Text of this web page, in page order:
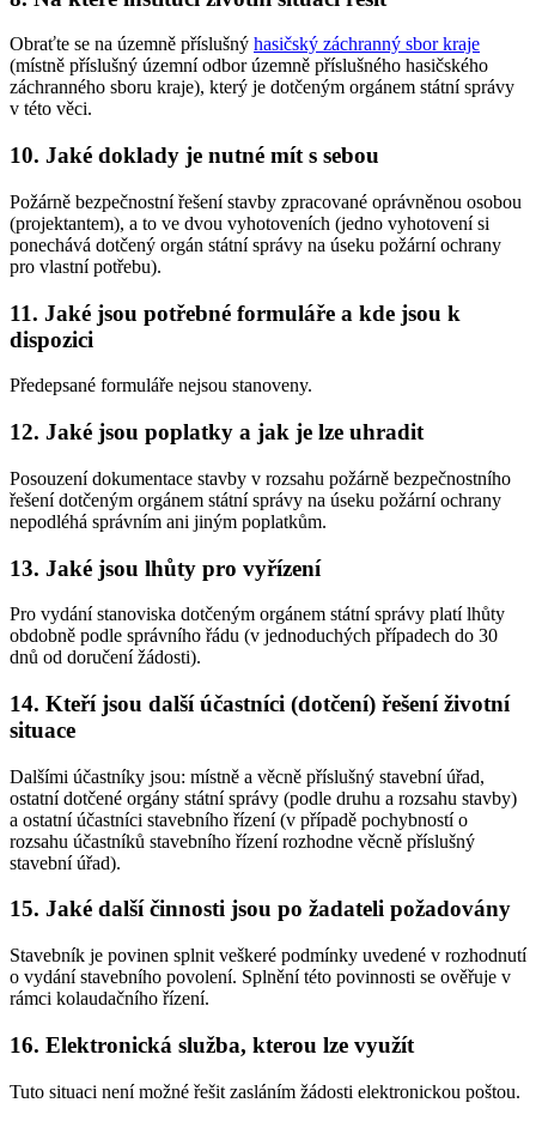
Obraťte se na územně příslušný hasičský záchranný sbor kraje
(místně příslušný územní odbor územně příslušného hasičského
záchranného sboru kraje), který je dotčeným orgánem státní správy
v této věci.
10. Jaké doklady je nutné mít s sebou
Požárně bezpečnostní řešení stavby zpracované oprávněnou osobou
(projektantem), a to ve dvou vyhotoveních (jedno vyhotovení si
ponechává dotčený orgán státní správy na úseku požární ochrany
pro vlastní potřebu).
11. Jaké jsou potřebné formuláře a kde jsou k
dispozici
Předepsané formuláře nejsou stanoveny.
12. Jaké jsou poplatky a jak je lze uhradit
Posouzení dokumentace stavby v rozsahu požárně bezpečnostního
řešení dotčeným orgánem státní správy na úseku požární ochrany
nepodléhá správním ani jiným poplatkům.
13. Jaké jsou lhůty pro vyřízení
Pro vydání stanoviska dotčeným orgánem státní správy platí lhůty
obdobně podle správního řádu (v jednoduchých případech do 30
dnů od doručení žádosti).
14. Kteří jsou další účastníci (dotčení) řešení životní
situace
Dalšími účastníky jsou: místně a věcně příslušný stavební úřad,
ostatní dotčené orgány státní správy (podle druhu a rozsahu stavby)
a ostatní účastníci stavebního řízení (v případě pochybností o
rozsahu účastníků stavebního řízení rozhodne věcně příslušný
stavební úřad).
15. Jaké další činnosti jsou po žadateli požadovány
Stavebník je povinen splnit veškeré podmínky uvedené v rozhodnutí
o vydání stavebního povolení. Splnění této povinnosti se ověřuje v
rámci kolaudačního řízení.
16. Elektronická služba, kterou lze využít
Tuto situaci není možné řešit zasláním žádosti elektronickou poštou.